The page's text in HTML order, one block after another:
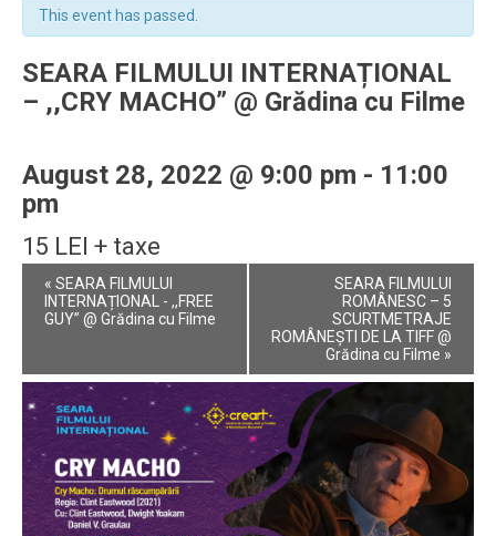
This event has passed.
SEARA FILMULUI INTERNAȚIONAL
– ,,CRY MACHO” @ Grădina cu Filme
August 28, 2022 @ 9:00 pm - 11:00
pm
15 LEI + taxe
Event
Navigation
« SEARA FILMULUI
INTERNAȚIONAL - ,,FREE
GUY” @ Grădina cu Filme
SEARA FILMULUI
ROMÂNESC – 5
SCURTMETRAJE
ROMÂNEȘTI DE LA TIFF @
Grădina cu Filme »